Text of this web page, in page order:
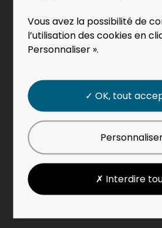
efficacité compatibles avec
confiées, la qualité attendue
(produit, hygiène, sécurité,
environnement) à votre
chantier.
Nous proposons très
collaborateurs de nombreuses
évolutions de carrières vers
Vous avez la possibilité de
l’utilisation des cookies en
Personnaliser ».
✓ OK, tout
✗ Interdire